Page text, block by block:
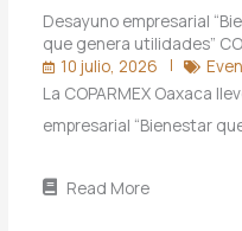
Desayuno empresarial
que genera utilidades”
10 julio, 2026
La COPARMEX Oaxaca
empresarial “Bienestar
Read More